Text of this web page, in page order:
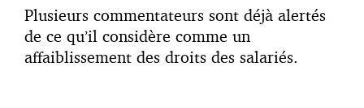
Plusieurs commentateurs sont déjà alertés
de ce qu’il considère comme un
affaiblissement des droits des salariés.